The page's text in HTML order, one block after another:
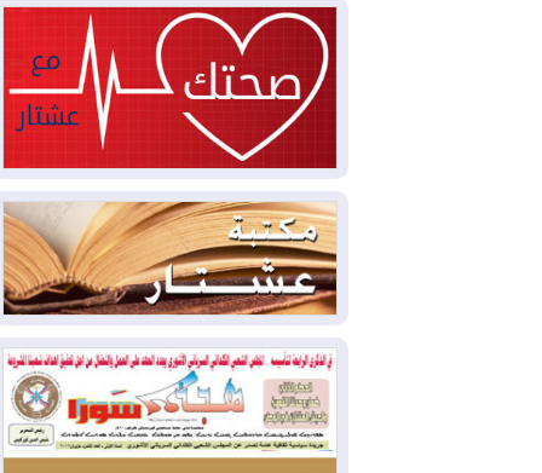
2026-08-03
أوامر بإجلاء 60 ألف شخص
بسبب الحرائق في ولاية واشنطن
2026-08-02
مشروع "حسابي" يُمهل
الموظفين حتى نهاية أغسطس لاستلام
بطاقاتهم المصرفية
2026-08-02دمشق وعمّان تحذران بغداد:
أي هجوم من أراضي العراق سيواجه برد
2026-08-02ترامب: الولايات المتحدة
وإسرائيل تعلقان شن ضربات على إيران
2026-08-01
تقرير: الولايات المتحدة تسحب
منظومة باتريوت الدفاعية من أربيل